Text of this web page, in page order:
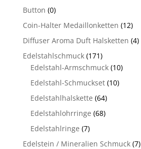
Button (0)
Coin-Halter Medaillonketten (12)
Diffuser Aroma Duft Halsketten (4)
Edelstahlschmuck (171)
Edelstahl-Armschmuck (10)
Edelstahl-Schmuckset (10)
Edelstahlhalskette (64)
Edelstahlohrringe (68)
Edelstahlringe (7)
Edelstein / Mineralien Schmuck (7)